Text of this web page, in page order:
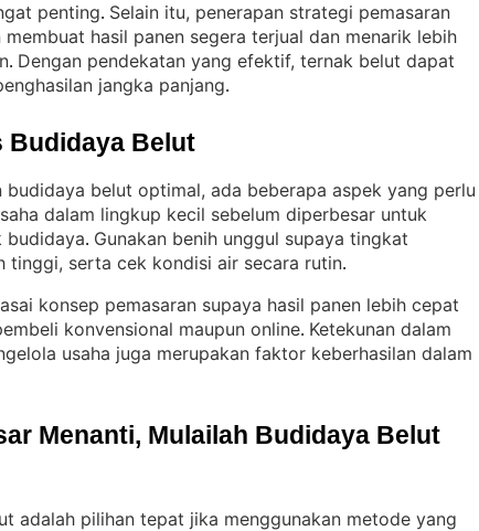
penting. Selain itu, penerapan strategi pemasaran
hasil panen segera terjual dan menarik lebih
. Dengan pendekatan yang efektif, ternak belut dapat
jangka panjang.
Budidaya Belut
budidaya belut optimal, ada beberapa aspek yang perlu
dalam lingkup kecil sebelum diperbesar untuk
budidaya. Gunakan benih unggul supaya tingkat
tinggi, serta cek kondisi air secara rutin.
konsep pemasaran supaya hasil panen lebih cepat
konvensional maupun online. Ketekunan dalam
usaha juga merupakan faktor keberhasilan dalam
Menanti, Mulailah Budidaya Belut
adalah pilihan tepat jika menggunakan metode yang